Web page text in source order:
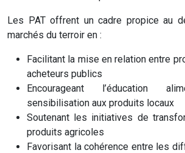
Les PAT offrent un cadre propice au
marchés du terroir en :
Facilitant la mise en relation entre
acheteurs publics
Encourageant l’éducation
sensibilisation aux produits locaux
Soutenant les initiatives de
produits agricoles
Favorisant la cohérence entre les